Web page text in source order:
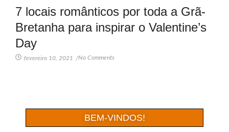
7 locais românticos por toda a Grã-
Bretanha para inspirar o Valentine’s
Day
fevereiro 10, 2021 /No Comments
BEM-VINDOS!